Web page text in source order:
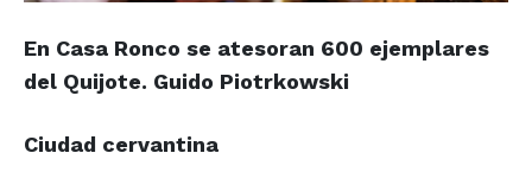
En Casa Ronco se atesoran 600 ejemplares
del Quijote. Guido Piotrkowski
Ciudad cervantina